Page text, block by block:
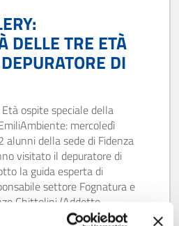
DELLE TRE ETÀ
DI
ospite speciale della
mercoledì
alunni della sede di Fidenza
visitato il depuratore di
la guida esperta di
settore Fognatura e
Chittolini (Addetto
Depurazione e